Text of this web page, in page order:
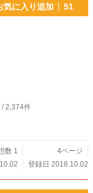
気に入り追加 51
/ 2,374件
数 1
4ページ
登録日 2018.10.02